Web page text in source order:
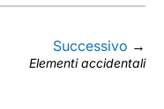
Successivo →
Elementi accidentali